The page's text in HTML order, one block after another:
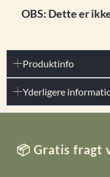
OBS: Dette er
Produktinfo
Yderligere
📦 Gratis fragt